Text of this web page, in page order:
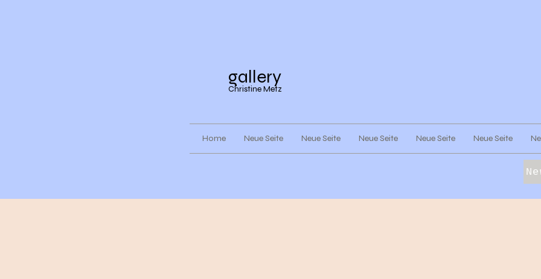
gallery
Christine Metz
Home Neue Seite Neue Seite Neue Seite Neue Seite Neue Seite